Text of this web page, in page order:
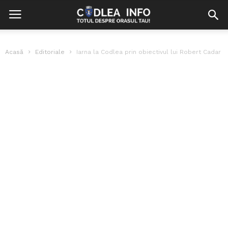
Acasă Editoriale Iarna la Codlea prin obiectivul lui Robert Cadar